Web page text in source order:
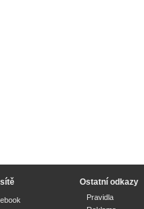
Ostatní odkazy
Pravidla